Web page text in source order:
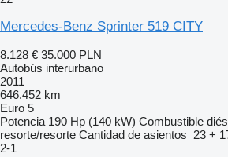
Mercedes-Benz Sprinter 519 CITY
8.128 € 35.000 PLN
Autobús interurbano
2011
646.452 km
Euro 5
Potencia 190 Hp (140 kW) Combustible
resorte/resorte Cantidad de asientos 23 +
2-1